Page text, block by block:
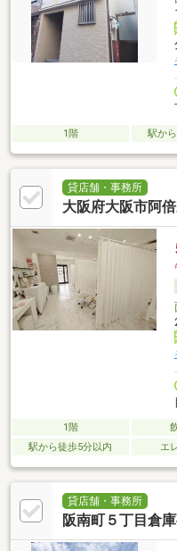
1階 駅か
貸店舗・事務所
大阪府大阪市阿
1階
駅から徒歩5分以内
エ
貸店舗・事務所
阪南町５丁目倉